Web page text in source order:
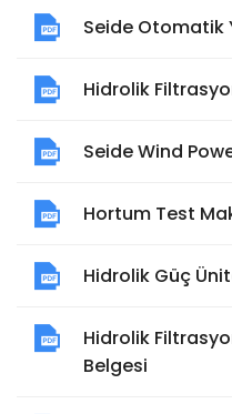
Seide Otomatik
Hidrolik
Seide Wind
Hortum Test
Hidrolik Güç
Hidrolik
Belgesi